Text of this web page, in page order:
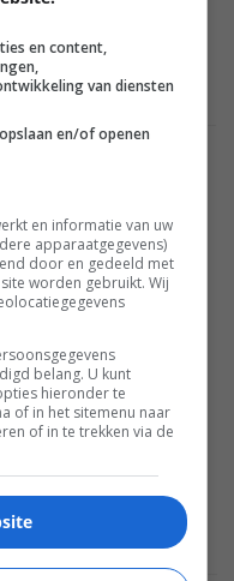
van ons
DE ZEGEN VAN
en content,
van diensten
en/of openen
en informatie van uw
apparaatgegevens)
door en gedeeld met
worden gebruikt. Wij
belang. U kunt
hieronder te
of in het sitemenu naar
of in te trekken via de